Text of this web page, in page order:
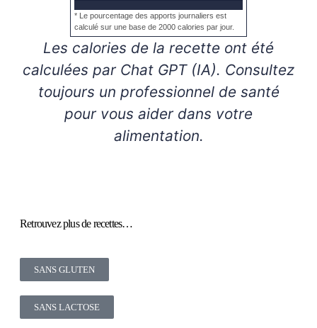
* Le pourcentage des apports journaliers est
calculé sur une base de 2000 calories par jour.
Les calories de la recette ont été
calculées par Chat GPT (IA). Consultez
toujours un professionnel de santé
pour vous aider dans votre
alimentation.
Retrouvez plus de recettes…
SANS GLUTEN
SANS LACTOSE